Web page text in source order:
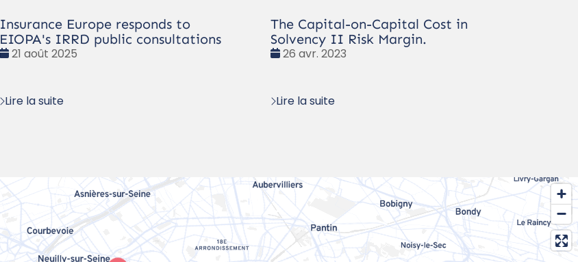
Insurance Europe responds to
EIOPA's IRRD public consultations
Date
21 août 2025
Lire la suite
The Capital-on-Capital Cost in
Solvency II Risk Margin.
Date
26 avr. 2023
Lire la suite